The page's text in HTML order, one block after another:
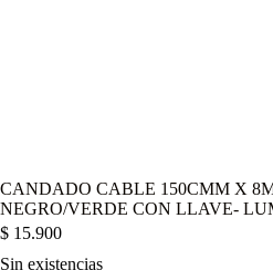
CANDADO CABLE 150CMM X
NEGRO/VERDE CON LLAVE-
$ 15.900
Sin existencias